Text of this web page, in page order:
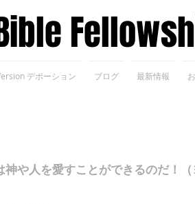
デボーション ブログ 最新情報
や人を愛すことができるのだ！（